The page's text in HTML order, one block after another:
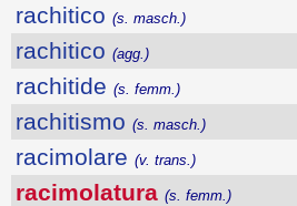
rachitico (s. masch.)
rachitico (agg.)
rachitide (s. femm.)
rachitismo (s. masch.)
racimolare (v. trans.)
racimolatura (s. femm.)